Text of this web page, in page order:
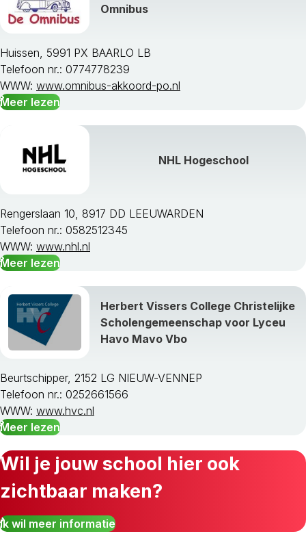
Omnibus
Huissen, 5991 PX BAARLO LB
Telefoon nr.: 0774778239
WWW: www.omnibus-akkoord-po.nl
Meer lezen
NHL Hogeschool
Rengerslaan 10, 8917 DD LEEUWARDEN
Telefoon nr.: 0582512345
WWW: www.nhl.nl
Meer lezen
Herbert Vissers College Christelijke
Scholengemeenschap voor Lyceu
Havo Mavo Vbo
Beurtschipper, 2152 LG NIEUW-VENNEP
Telefoon nr.: 0252661566
WWW: www.hvc.nl
Meer lezen
Wil je jouw school hier ook
zichtbaar maken?
Ik wil meer informatie